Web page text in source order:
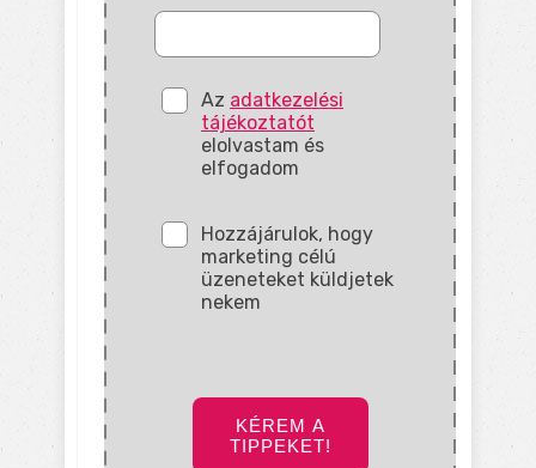
Az adatkezelési
tájékoztatót
elolvastam és
elfogadom
Hozzájárulok, hogy
marketing célú
üzeneteket küldjetek
nekem
KÉREM A
TIPPEKET!